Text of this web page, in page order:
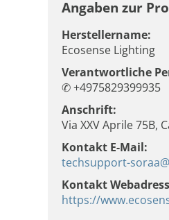
Angaben zur
Herstellername:
Ecosense Lighting
Verantwortliche
✆ +4975829399935
Anschrift:
Via XXV Aprile 75B,
Kontakt E-Mail:
techsupport-
Kontakt
https://